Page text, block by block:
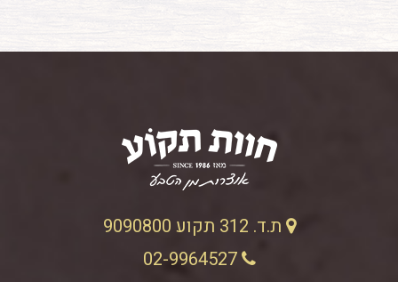
ת.ד. 312 תקוע 9090800
02-9964527